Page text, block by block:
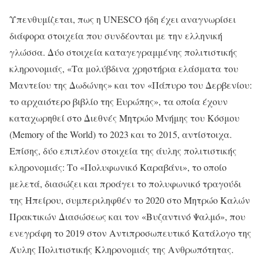
Υπενθυμίζεται, πως η UNESCO ήδη έχει αναγνωρίσει
διάφορα στοιχεία που συνδέονται με την ελληνική
γλώσσα. Δύο στοιχεία καταγεγραμμένης πολιτιστικής
κληρονομιάς, «Τα μολύβδινα χρηστήρια ελάσματα του
Μαντείου της Δωδώνης» και τον «Πάπυρο του Δερβενίου:
το αρχαιότερο βιβλίο της Ευρώπης», τα οποία έχουν
καταχωρηθεί στο Διεθνές Μητρώο Μνήμης του Κόσμου
(Memory of the World) το 2023 και το 2015, αντίστοιχα.
Επίσης, δύο επιπλέον στοιχεία της άυλης πολιτιστικής
κληρονομιάς: Το «Πολυφωνικό Καραβάνι», το οποίο
μελετά, διασώζει και προάγει το πολυφωνικό τραγούδι
της Ηπείρου, συμπεριληφθέν το 2020 στο Μητρώο Καλών
Πρακτικών Διασώσεως και τον «Βυζαντινό Ψαλμό», που
ενεγράφη το 2019 στον Αντιπροσωπευτικό Κατάλογο της
Άυλης Πολιτιστικής Κληρονομιάς της Ανθρωπότητας.